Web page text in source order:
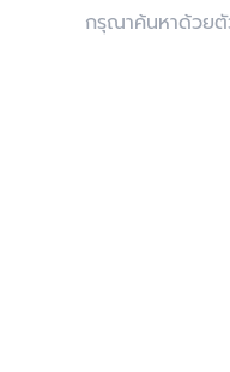
กรุณาค้นหาด้วย